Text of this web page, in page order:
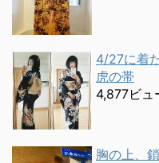
4/27に着
虎の帯
4,877ビュ
胸の上、